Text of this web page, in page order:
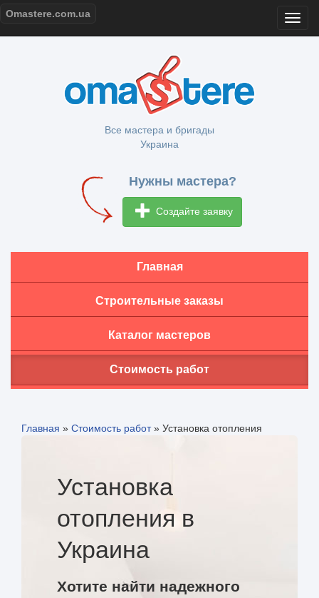
Omastere.com.ua
Все мастера и бригады
Украина
Нужны мастера?
Создайте заявку
Главная
Строительные заказы
Каталог мастеров
Стоимость работ
Главная » Стоимость работ» Установка отопления
Установка
отопления в
Украина
Хотите найти надежного